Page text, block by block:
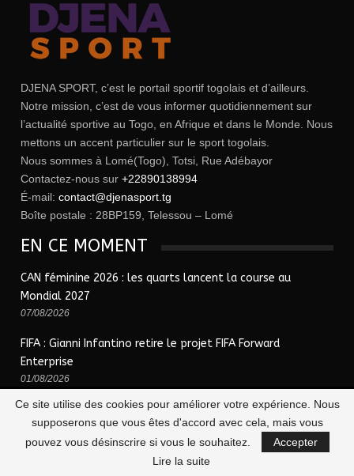
DJENA SPORT, c’est le portail sportif togolais et d’ailleurs.
Notre mission, c’est de vous informer quotidiennement sur
l’actualité sportive au Togo, en Afrique et dans le Monde. Nous
mettons un accent particulier sur le sport togolais.
Nous sommes à Lomé(Togo), Totsi, Rue Adébayor
Contactez-nous sur +22890138994
É-mail: contact@djenasport.tg
Boîte postale : 28BP159, Telessou – Lomé
EN CE MOMENT
CAN féminine 2026 : les quarts lancent la course au
Mondial 2027
07/08/2026
FIFA : Gianni Infantino retire le projet FIFA Forward
Enterprise
01/08/2026
© 2026 - Djena Sport | le sport togolais en un clic !. Tous Droits Réservés.
Ce site utilise des cookies pour améliorer votre expérience. Nous
supposerons que vous êtes d'accord avec cela, mais vous
pouvez vous désinscrire si vous le souhaitez.
Accepter
Lire la suite